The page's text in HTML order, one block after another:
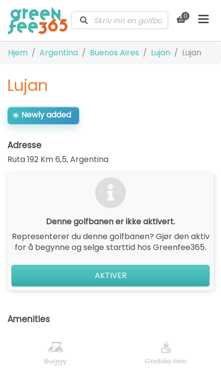
0
Hjem Argentina Buenos Aires Lujan Lujan
Lujan
Newly added
Adresse
Ruta 192 Km 6,5,Argentina
Denne golfbanen er ikke aktivert.
Representerer du denne golfbanen? Gjør den aktiv
for å begynne og selge starttid hos Greenfee365.
AKTIVER
Amenities
Buggy Caddie hire